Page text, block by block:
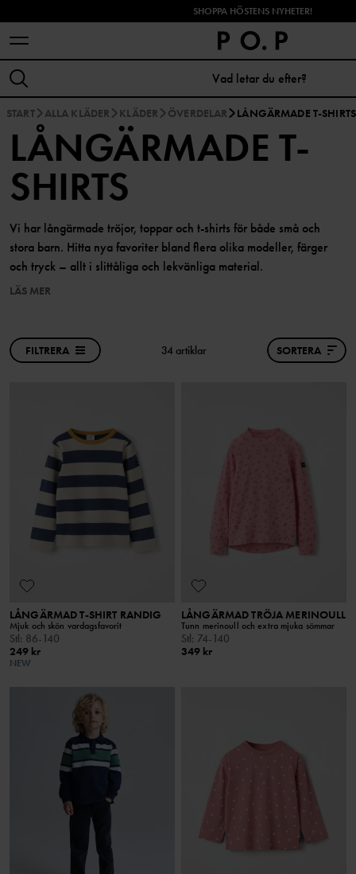
SHOPPA HÖSTENS NYHETER!
START ALLA KLÄDER KLÄDER ÖVERDELAR LÅNGÄRMADE T-SHIRTS
LÅNGÄRMADE T-
SHIRTS
Vi har långärmade tröjor, toppar och t-shirts för både små och
stora barn. Hitta nya favoriter bland flera olika modeller, färger
och tryck – allt i slittåliga och lekvänliga material.
LÄS MER
FILTRERA 34 artiklar SORTERA
LÅNGÄRMAD T-SHIRT RANDIG
Mjuk och skön vardagsfavorit
Stl : 86-140
249 kr
NEW
LÅNGÄRMAD TRÖJA MERINOULL
Tunn merinoull och extra mjuka sömmar
Stl : 74-140
349 kr